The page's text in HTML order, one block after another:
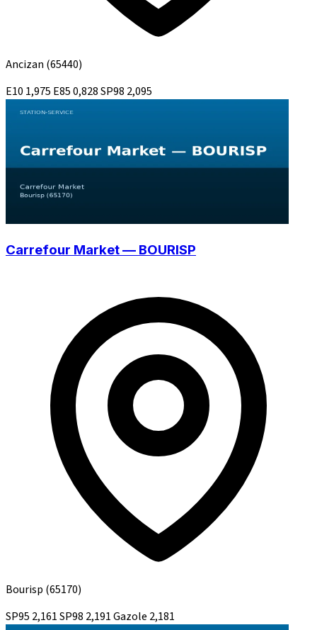
Ancizan (65440)
E10 1,975 E850,828SP98 2,095
Carrefour Market — BOURISP
Bourisp (65170)
SP95 2,161SP98 2,191Gazole 2,181